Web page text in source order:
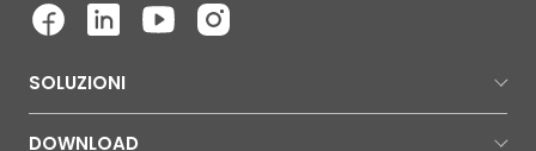
SOLUZIONI
DOWNLOAD